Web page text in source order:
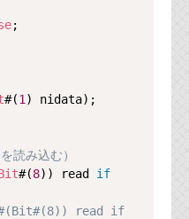
;
#(1 ) nidata);
読み込む）
#(8)) read if
read if